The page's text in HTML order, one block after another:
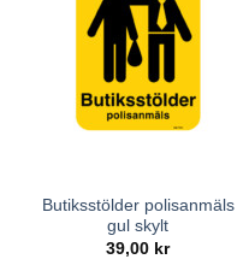
Butiksstölder polisanmäls
gul skylt
39,00 kr